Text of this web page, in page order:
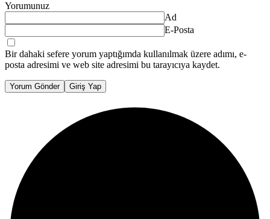
Yorumunuz
Ad
E-Posta
Bir dahaki sefere yorum yaptığımda kullanılmak üzere adımı, e-
posta adresimi ve web site adresimi bu tarayıcıya kaydet.
Yorum Gönder Giriş Yap